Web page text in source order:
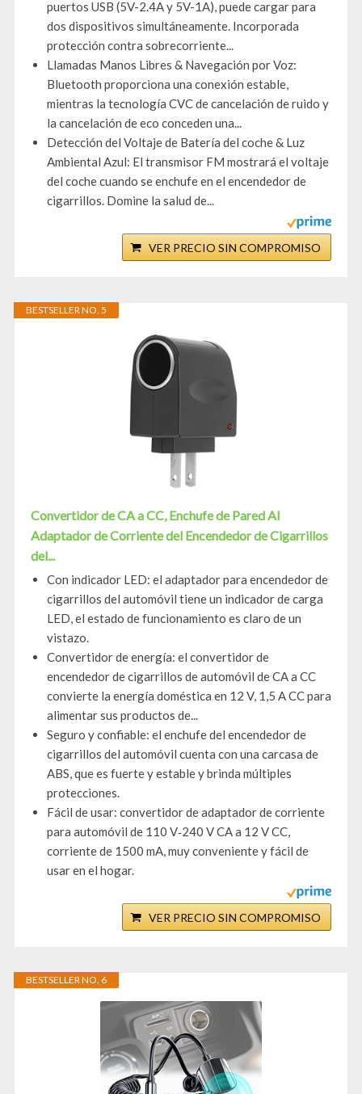
puertos USB (5V-2.4A y 5V-1A), puede cargar para
dos dispositivos simultáneamente. Incorporada
protección contra sobrecorriente...
Llamadas Manos Libres & Navegación por Voz:
Bluetooth proporciona una conexión estable,
mientras la tecnología CVC de cancelación de ruido y
la cancelación de eco conceden una...
Detección del Voltaje de Batería del coche & Luz
Ambiental Azul: El transmisor FM mostrará el voltaje
del coche cuando se enchufe en el encendedor de
cigarrillos. Domine la salud de...
VER PRECIO SIN COMPROMISO
BESTSELLER NO. 5
Convertidor de CA a CC, Enchufe de Pared Al
Adaptador de Corriente del Encendedor de Cigarrillos
del...
Con indicador LED: el adaptador para encendedor de
cigarrillos del automóvil tiene un indicador de carga
LED, el estado de funcionamiento es claro de un
vistazo.
Convertidor de energía: el convertidor de
encendedor de cigarrillos de automóvil de CA a CC
convierte la energía doméstica en 12 V, 1,5 A CC para
alimentar sus productos de...
Seguro y confiable: el enchufe del encendedor de
cigarrillos del automóvil cuenta con una carcasa de
ABS, que es fuerte y estable y brinda múltiples
protecciones.
Fácil de usar: convertidor de adaptador de corriente
para automóvil de 110 V‑240 V CA a 12 V CC,
corriente de 1500 mA, muy conveniente y fácil de
usar en el hogar.
VER PRECIO SIN COMPROMISO
BESTSELLER NO. 6